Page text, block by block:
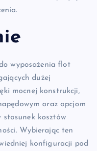
wyposażenia flot
dużej
mocnej konstrukcji,
oraz opcjom
stosunek kosztów
Wybierając ten
konfiguracji pod